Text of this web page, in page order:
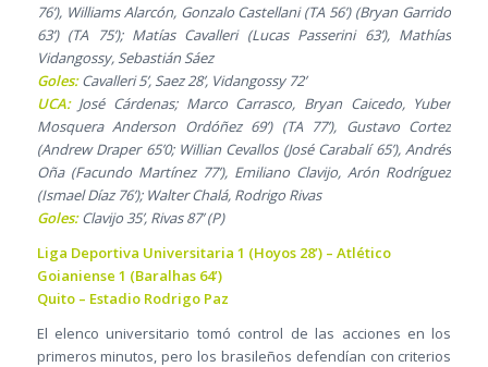
76’), Williams Alarcón, Gonzalo Castellani (TA 56’) (Bryan Garrido
63’) (TA 75’); Matías Cavalleri (Lucas Passerini 63’), Mathías
Vidangossy, Sebastián Sáez
Goles:Cavalleri 5’, Saez 28’, Vidangossy 72’
UCA:José Cárdenas; Marco Carrasco, Bryan Caicedo, Yuber
Mosquera Anderson Ordóñez 69’) (TA 77’), Gustavo Cortez
(Andrew Draper 65’0; Willian Cevallos (José Carabalí 65’), Andrés
Oña (Facundo Martínez 77’), Emiliano Clavijo, Arón Rodríguez
(Ismael Díaz 76’); Walter Chalá, Rodrigo Rivas
Goles:Clavijo 35’, Rivas 87’ (P)
Liga Deportiva Universitaria 1 (Hoyos 28’) – Atlético
Goianiense 1 (Baralhas 64’)
Quito – Estadio Rodrigo Paz
El elenco universitario tomó control de las acciones en los
primeros minutos, pero los brasileños defendían con criterios